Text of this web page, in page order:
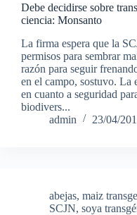
Debe decidirse sobre
ciencia: Monsanto
La firma espera que la
permisos para sembrar
razón para seguir
en el campo, sostuvo. La
en cuanto a seguridad
biodivers...
admin
23/04/
abejas, maiz
SCJN, soya